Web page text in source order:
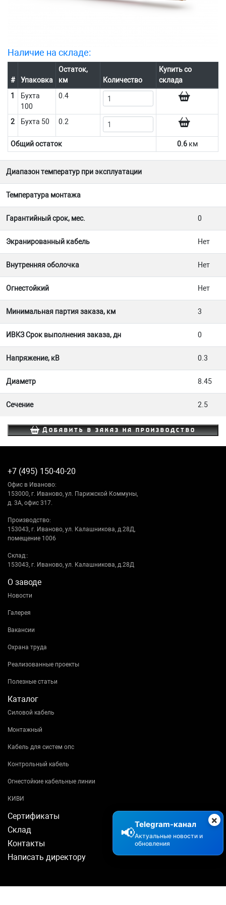
Наличие на складе:
# Упаковка
Остаток,
км
Количество
Купить со
склада
1
Бухта
100
0.4
2 Бухта 50 0.2
Общий остаток 0.6км
Диапазон температур при эксплуатации
Температура монтажа
Гарантийный срок, мес. 0
Экранированный кабель Нет
Внутренняя оболочка Нет
Огнестойкий Нет
Минимальная партия заказа, км 3
ИВКЗ Срок выполнения заказа, дн 0
Напряжение, кВ 0.3
Диаметр 8.45
Сечение 2.5
Добавить в заказ на производство
+7 (495) 150-40-20
Офис в Иваново:
153000, г. Иваново, ул. Парижской Коммуны,
д. 3А, офис 317.
Производство:
153043, г. Иваново, ул. Калашникова, д.28Д,
помещение 1006
Склад::
153043, г. Иваново, ул. Калашникова, д.28Д
О заводе
Новости
Галерея
Вакансии
Охрана труда
Реализованные проекты
Полезные статьи
Каталог
Силовой кабель
Монтажный
Кабель для систем опс
Контрольный кабель
Огнестойкие кабельные линии
КИВИ
Сертификаты
Склад
Контакты
Написать директору
×
📢
Telegram-канал
Актуальные новости и
обновления